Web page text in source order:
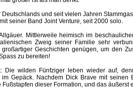
und seit vielen Jahren
seiner Band Joint Venture, seit 2000 solo.
Mittlerweile heimisch im
Zweig seiner Familie sehr
Geschichten genügen, um den
zu bereiten!
wilden Fünfziger leben wieder auf,
Gepäck. Nachdem Dick Brave mit seinen
dieser Formation, und das äußerst